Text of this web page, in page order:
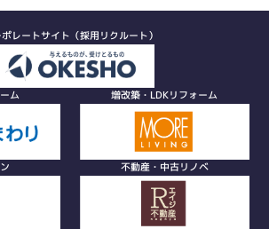
レートサイト（採用リクルート）
ム 増改築・LDKリフォーム
不動産・中古リノベ